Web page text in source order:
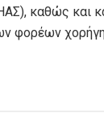
καθώς και
φορέων